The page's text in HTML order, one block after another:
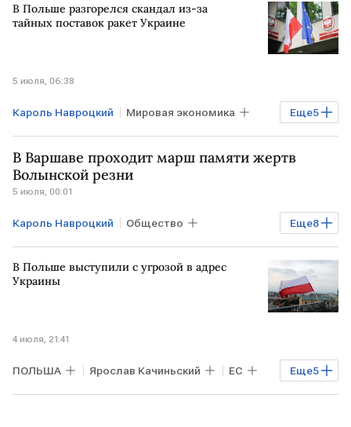
В Польше разгорелся скандал из-за
тайных поставок ракет Украине
5 июля, 06:38
Еще5
Кароль Навроцкий Мировая экономика
УКРАИНА ПОЛЬША Киев
New York Times НАТО
В Варшаве проходит марш памяти жертв
Волынской резни
5 июля, 00:01
Еще8
Кароль Навроцкий Общество
Экономика Мировая экономика
ПОЛЬША
ВСУ
В Польше выступили с угрозой в адрес
Украины
4 июля, 21:41
Еще5
ПОЛЬША Ярослав Качиньский ЕС
ВСУ Дональд Туск УКРАИНА